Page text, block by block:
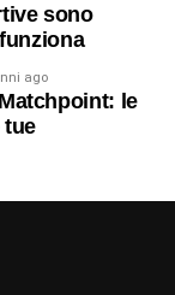
sono
ago
le
tue